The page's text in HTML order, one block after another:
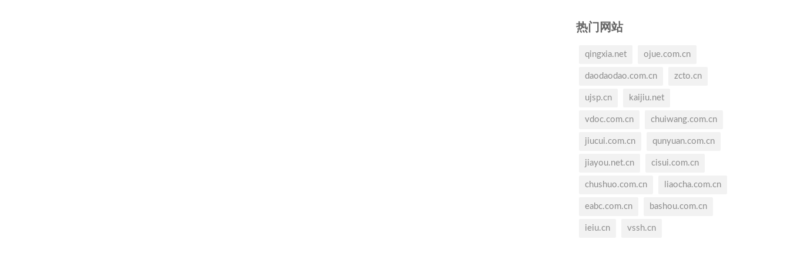
热门网站
qingxia.net ojue.com.cn
daodaodao.com.cn zcto.cn
ujsp.cn kaijiu.net
vdoc.com.cn chuiwang.com.cn
jiucui.com.cn qunyuan.com.cn
jiayou.net.cn cisui.com.cn
chushuo.com.cn liaocha.com.cn
eabc.com.cn bashou.com.cn
ieiu.cn vssh.cn